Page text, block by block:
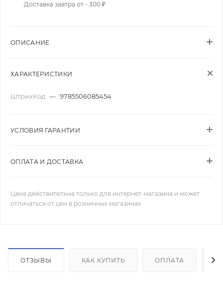
Доставка завтра от - 300 ₽
ОПИСАНИЕ
ХАРАКТЕРИСТИКИ
ШтрихКод — 9785506085454
УСЛОВИЯ ГАРАНТИИ
ОПЛАТА И ДОСТАВКА
Цена действительна только для интернет-магазина и может
отличаться от цен в розничных магазинах
ОТЗЫВЫ КАК КУПИТЬ ОПЛАТА